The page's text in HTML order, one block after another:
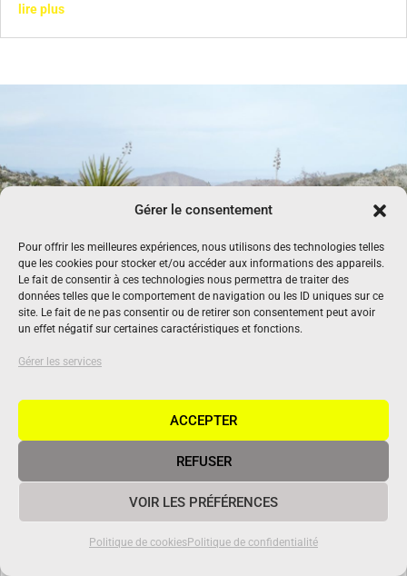
Gérer le consentement
Pour offrir les meilleures expériences, nous utilisons des technologies telles
que les cookies pour stocker et/ou accéder aux informations des appareils.
Le fait de consentir à ces technologies nous permettra de traiter des
données telles que le comportement de navigation ou les ID uniques sur ce
site. Le fait de ne pas consentir ou de retirer son consentement peut avoir
un effet négatif sur certaines caractéristiques et fonctions.
Gérer les services
ACCEPTER
REFUSER
VOIR LES PRÉFÉRENCES
Politique de cookiesPolitique de confidentialité
lire plus
Biodiversité : le Centre d’Études
Biologiques de Chizé (79) au cœur de la
recherche internationale
4 octobre 2018|Reportage
C'est une première mondiale. Une équipe de chercheurs espagnols,
de la biodiversité végétale sur la stabilité des écosystèmes. Côté